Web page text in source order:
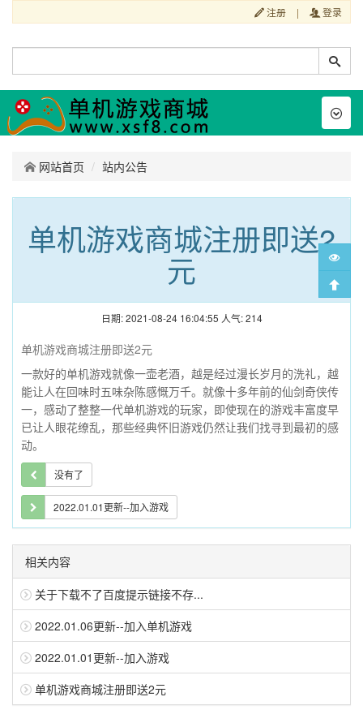
注册 | 登录
网站首页 站内公告
单机游戏商城注册即送2
元
日期: 2021-08-24 16:04:55 人气:214
单机游戏商城注册即送2元
一款好的单机游戏就像一壶老酒，越是经过漫长岁月的洗礼，越
能让人在回味时五味杂陈感慨万千。就像十多年前的仙剑奇侠传
一，感动了整整一代单机游戏的玩家，即使现在的游戏丰富度早
已让人眼花缭乱，那些经典怀旧游戏仍然让我们找寻到最初的感
动。
没有了
2022.01.01更新--加入游戏
相关内容
关于下载不了百度提示链接不存...
2022.01.06更新--加入单机游戏
2022.01.01更新--加入游戏
单机游戏商城注册即送2元